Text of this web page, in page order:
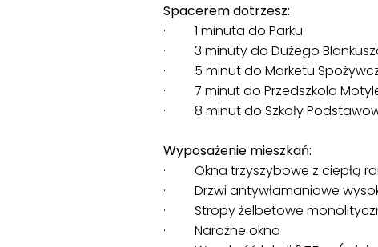
Spacerem dotrzesz:
· 1 minuta do Parku
· 3 minuty do Dużego
· 5 minut do Marketu
· 7 minut do Przedszkola
· 8 minut do Szkoły
Wyposażenie mieszkań:
· Okna trzyszybowe z ciepłą
· Drzwi antywłamaniowe
· Stropy żelbetowe
· Narożne okna